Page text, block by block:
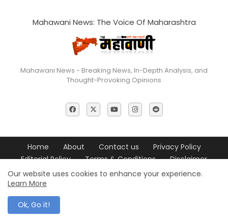
Mahawani News: The Voice Of Maharashtra
Mahawani News - Breaking News, In-Depth Analysis, and
Thought-Provoking Opinions
Home About Contact us
Privacy Policy
Editorial Policy
Terms & Conditions Disclaimer
© 2026 Mahawani News All Rights Reserved
Our website uses cookies to enhance your experience.
Learn More
Ok, Go it!